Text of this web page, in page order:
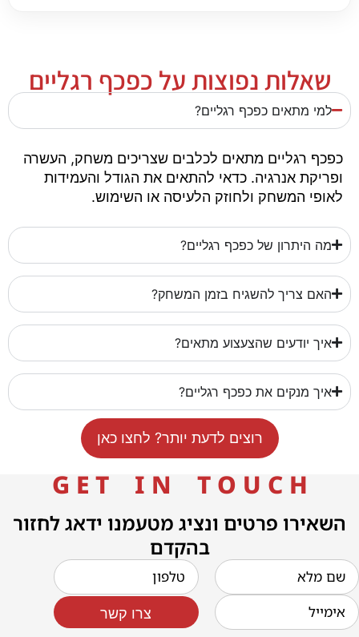
שאלות נפוצות על כפכף רגליים
למי מתאים כפכף רגליים?
כפכף רגליים מתאים לכלבים שצריכים משחק, העשרה
ופריקת אנרגיה. כדאי להתאים את הגודל והעמידות
לאופי המשחק ולחוזק הלעיסה או השימוש.
מה היתרון של כפכף רגליים?
האם צריך להשגיח בזמן המשחק?
איך יודעים שהצעצוע מתאים?
איך מנקים את כפכף רגליים?
רוצים לדעת יותר? לחצו כאן
G E T I N T O U C H
השאירו פרטים ונציג מטעמנו ידאג לחזור
בהקדם
צרו קשר